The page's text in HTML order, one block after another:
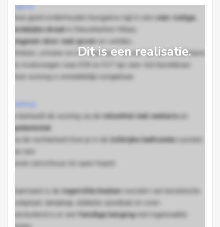
Dit is een realisatie.
Ligging:
Deze goed onderhouden bungalow ligt in een zeer rustige,
landelijke straat in Nieuwkerken-Waas,
omgeven door veel groen en weides.
Winkels, scholen en het openbaar vervoer zijn op fietsafstand.
De invalswegen naar E34 en E17 zijn zeer vlot bereikbaar.
Deze woning is onmiddellijk instapklaar.
Je betreedt de woning via de inkomhal met vestiaireen
gastentoilet
Via de rechterkant kom je in de lichtrijke leefruimtevoorzien
van een
mooie sierschouw en open haard.
Daarnaast is de ingerichte keuken
voorzien van keramische
kookplaat, dampkap, dubbele spoelbak en oven.
Aansluitend is er een
handige bergingmet ingemaakte